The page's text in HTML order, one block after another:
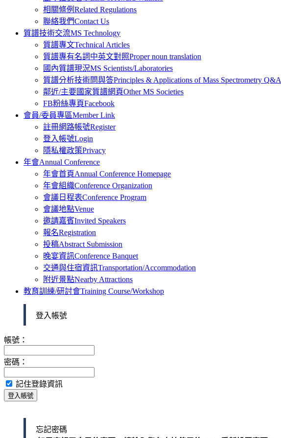
相關條例 Related Regulations
聯絡我們Contact Us
質譜技術交流MS Technology
質譜專文Technical Articles
質譜專有名詞中英文對照Proper noun translation
國內質譜現況MS Scientists/Laboratories
質譜分析技術問與答Principles & Applications of Mass Spectrometry Q&A
鄰近/主要國家質譜網頁Other MS Societies
FB粉絲專頁Facebook
會員/委員專區Member Link
註冊網路帳號Register
登入帳號Login
隱私權政策Privacy
年會Annual Conference
年會首頁Annual Conference Homepage
年會組織Conference Organization
會議日程表Conference Program
會議地點Venue
邀請嘉賓Invited Speakers
報名Registration
投稿Abstract Submission
晚宴資訊Conference Banquet
交通與住宿資訊Transportation/Accommodation
附近景點Nearby Attractions
教育訓練/研討會Training Course/Workshop
登入帳號
帳號：
密碼：
記住登錄資訊
登入帳號
忘記密碼